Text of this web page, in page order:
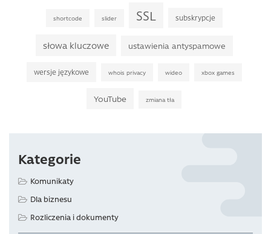
shortcode slider SSL subskrypcje
słowa kluczowe ustawienia antyspamowe
wersje językowe whois privacy wideo xbox games
YouTube zmiana tła
Kategorie
Komunikaty
Dla biznesu
Rozliczenia i dokumenty